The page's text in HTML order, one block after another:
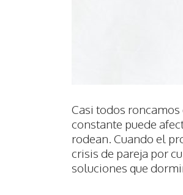
Casi todos
constante puede
rodean. Cuando el
crisis de pareja por
soluciones que